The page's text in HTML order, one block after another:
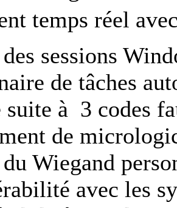
temps réel
sessions
de tâches
suite à 3 codes
de
Wiegand
avec les